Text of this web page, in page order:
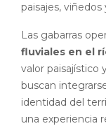
paisajes,
Las gabarras
fluviales en el
valor paisajístico
buscan
identidad del
una experiencia